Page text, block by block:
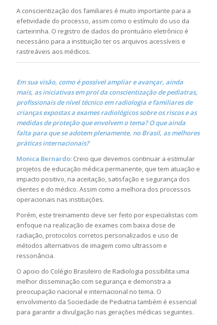
A conscientização dos familiares é muito importante para a
efetividade do processo, assim como o estímulo do uso da
carteirinha. O registro de dados do prontuário eletrônico é
necessário para a instituição ter os arquivos acessíveis e
rastreáveis aos médicos.
Em sua visão, como é possível ampliar e avançar, ainda
mais, as iniciativas em prol da conscientização de pediatras,
profissionais de nível técnico em radiologia e familiares de
crianças expostas a exames radiológicos sobre os riscos e as
medidas de proteção que envolvem o tema? O que ainda
falta para que se adotem plenamente, no Brasil, as melhores
práticas internacionais?
Monica Bernardo: Creio que devemos continuar a estimular
projetos de educação médica permanente, que tem atuação e
impacto positivo, na aceitação, satisfação e segurança dos
clientes e do médico. Assim como a melhora dos processos
operacionais nas instituições.
Porém, este treinamento deve ser feito por especialistas com
enfoque na realização de exames com baixa dose de
radiação, protocolos corretos personalizados e uso de
métodos alternativos de imagem como ultrassom e
ressonância.
O apoio do Colégio Brasileiro de Radiologia possibilita uma
melhor disseminação com segurança e demonstra a
preocupação nacional e internacional no tema. O
envolvimento da Sociedade de Pediatria também é essencial
para garantir a divulgação nas gerações médicas seguintes.